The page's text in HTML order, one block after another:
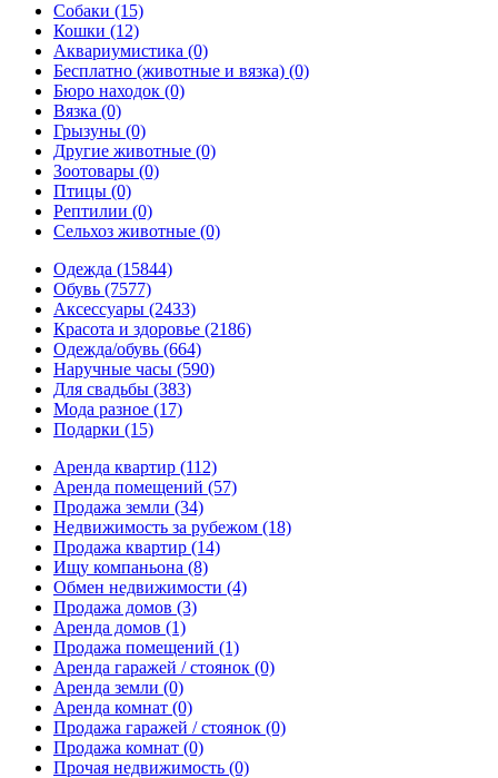
Собаки (15)
Кошки (12)
Аквариумистика (0)
Бесплатно (животные и вязка) (0)
Бюро находок (0)
Вязка (0)
Грызуны (0)
Другие животные (0)
Зоотовары (0)
Птицы (0)
Рептилии (0)
Сельхоз животные (0)
Одежда (15844)
Обувь (7577)
Аксессуары (2433)
Красота и здоровье (2186)
Одежда/обувь (664)
Наручные часы (590)
Для свадьбы (383)
Мода разное (17)
Подарки (15)
Аренда квартир (112)
Аренда помещений (57)
Продажа земли (34)
Недвижимость за рубежом (18)
Продажа квартир (14)
Ищу компаньона (8)
Обмен недвижимости (4)
Продажа домов (3)
Аренда домов (1)
Продажа помещений (1)
Аренда гаражей / стоянок (0)
Аренда земли (0)
Аренда комнат (0)
Продажа гаражей / стоянок (0)
Продажа комнат (0)
Прочая недвижимость (0)